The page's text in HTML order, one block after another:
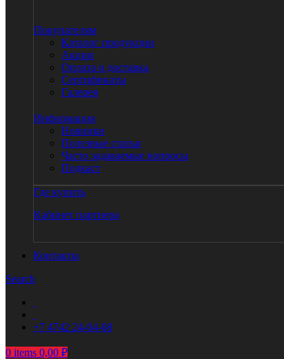
Покупателям
Каталог продукции
Акции
Оплата и доставка
Сертификаты
Галерея
Информация
Новинки
Полезные статьи
Часто задаваемые вопросы
Подкаст
Где купить
Кабинет партнера
Контакты
Search
+7 4742 24-04-68
0 items 0,00 ₽